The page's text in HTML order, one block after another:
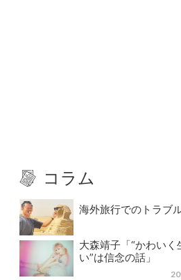
コラム
海外旅行でのトラブ
大森靖子「“かわいく
い”は信念の話」